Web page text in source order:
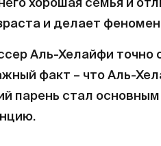
хорошая семья и
и делает
Аль-Хелайфи точно
факт – что Аль-
парень стал